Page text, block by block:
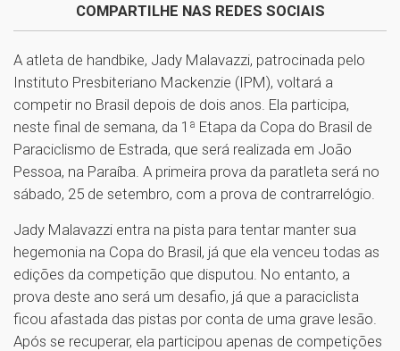
COMPARTILHE NAS REDES SOCIAIS
A atleta de handbike, Jady Malavazzi, patrocinada pelo
Instituto Presbiteriano Mackenzie (IPM), voltará a
competir no Brasil depois de dois anos. Ela participa,
neste final de semana, da 1ª Etapa da Copa do Brasil de
Paraciclismo de Estrada, que será realizada em João
Pessoa, na Paraíba. A primeira prova da paratleta será no
sábado, 25 de setembro, com a prova de contrarrelógio.
Jady Malavazzi entra na pista para tentar manter sua
hegemonia na Copa do Brasil, já que ela venceu todas as
edições da competição que disputou. No entanto, a
prova deste ano será um desafio, já que a paraciclista
ficou afastada das pistas por conta de uma grave lesão.
Após se recuperar, ela participou apenas de competições